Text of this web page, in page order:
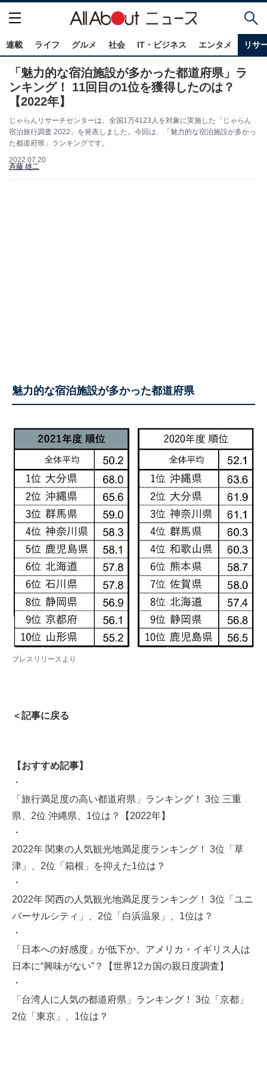
連載 ライフ グルメ 社会 IT・ビジネス エンタメ リサ
「魅力的な宿泊施設が多かった都道府県」ラ
ンキング！ 11回目の1位を獲得したのは？
【2022年】
じゃらんリサーチセンターは、全国1万4123人を対象に実施した「じゃらん
宿泊旅行調査 2022」を発表しました。今回は、「魅力的な宿泊施設が多かっ
た都道府県」ランキングです。
2022.07.20
斉藤 雄二
魅力的な宿泊施設が多かった都道府県
プレスリリース より
＜記事に戻る
【おすすめ記事】
・
「旅行満足度の高い都道府県」ランキング！ 3位 三重
県、2位 沖縄県、1位は？【2022年】
・
2022年 関東の人気観光地満足度ランキング！ 3位「草
津」、2位「箱根」を抑えた1位は？
・
2022年 関西の人気観光地満足度ランキング！ 3位「ユニ
バーサルシティ」、2位「白浜温泉」、1位は？
・
「日本への好感度」が低下か。アメリカ・イギリス人は
日本に“興味がない”？【世界12カ国の親日度調査】
・
「台湾人に人気の都道府県」ランキング！ 3位「京都」
2位「東京」、1位は？